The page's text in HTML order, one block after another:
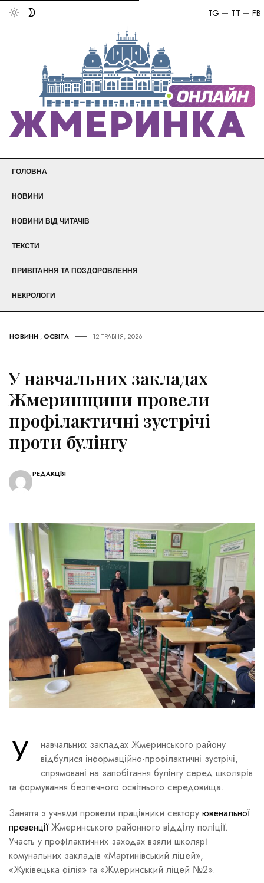
FB
TT
TG
ГОЛОВНА
НОВИНИ
НОВИНИ ВІД ЧИТАЧІВ
ТЕКСТИ
ПРИВІТАННЯ ТА ПОЗДОРОВЛЕННЯ
НЕКРОЛОГИ
НОВИНИ ,ОСВІТА 12 ТРАВНЯ, 2026
У навчальних закладах
Жмеринщини провели
профілактичні зустрічі
проти булінгу
РЕДАКЦІЯ
У
навчальних закладах Жмеринського району
відбулися інформаційно-профілактичні зустрічі,
спрямовані на запобігання булінгу серед школярів
та формування безпечного освітнього середовища.
Заняття з учнями провели працівники сектору ювенальної
превенціїЖмеринського районного відділу поліції.
Участь у профілактичних заходах взяли школярі
комунальних закладів «Мартинівський ліцей»,
«Жуківецька філія» та «Жмеринський ліцей №2».